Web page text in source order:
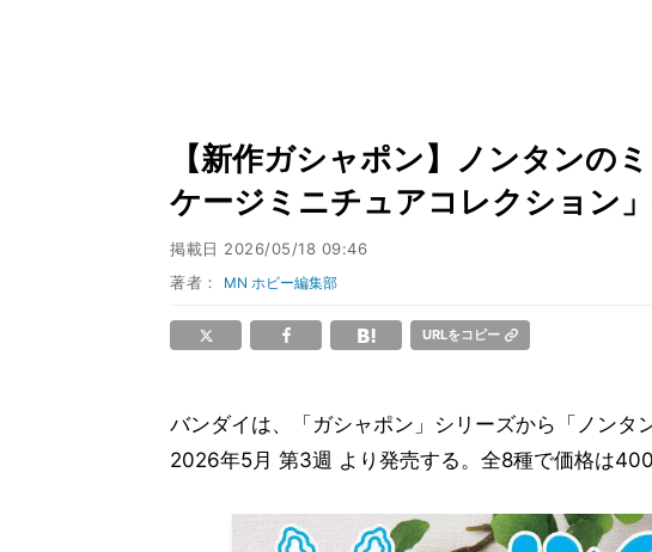
【新作ガシャポン】ノンタンの
ケージミニチュアコレクション
掲載日 2026/05/18 09:46
著者： MN ホビー編集部
URLをコピー
バンダイは、「ガシャポン」シリーズから「ノンタ
2026年5月 第3週 より発売する。全8種で価格は400